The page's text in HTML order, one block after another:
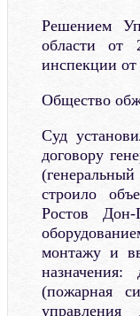
Решением
области от
инспекции от
Общество
Суд
договору
строило
Ростов
монтажу и
(пожарная
управления